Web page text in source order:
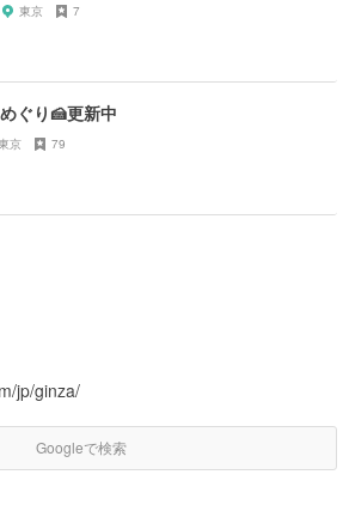
東京 7
ぐり🍰更新中
京 79
jp/ginza/
Googleで検索